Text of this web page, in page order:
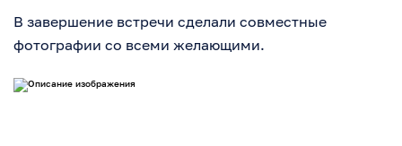
В завершение встречи сделали совместные
фотографии со всеми желающими.